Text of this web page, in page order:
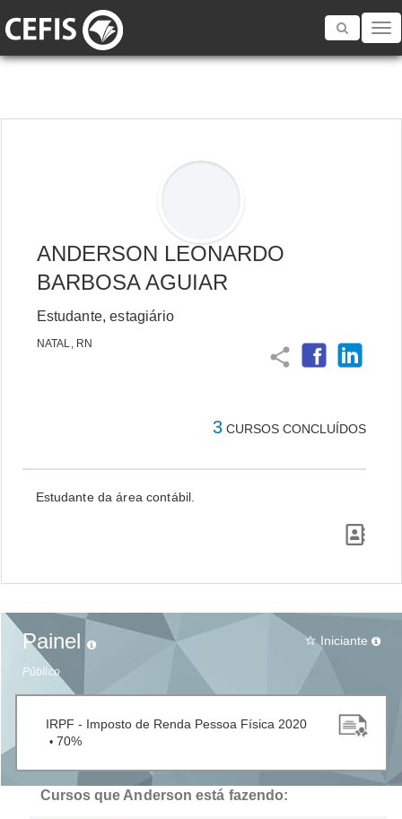
Toggle
ANDERSON LEONARDO
BARBOSA AGUIAR
Estudante, estagiário
NATAL, RN
share
3 CURSOS CONCLUÍDOS
Estudante da área contábil.
Painel
Público
star_border Iniciante
IRPF - Imposto de Renda Pessoa Física 2020
• 70%
Cursos que Anderson está fazendo: